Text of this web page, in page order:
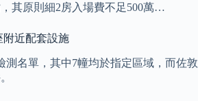
其原則細2房入場費不足500萬…
附近配套設施
測名單，其中7幢均於指定區域，而佐